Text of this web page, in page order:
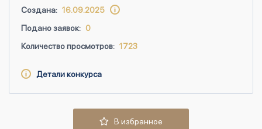
Создана: 16.09.2025
Подано заявок: 0
Количество просмотров: 1723
Детали конкурса
В избранное